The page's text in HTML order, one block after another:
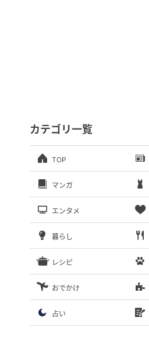
カテゴリ一覧
TOP
マンガ
エンタメ
暮らし
レシピ
おでかけ
占い